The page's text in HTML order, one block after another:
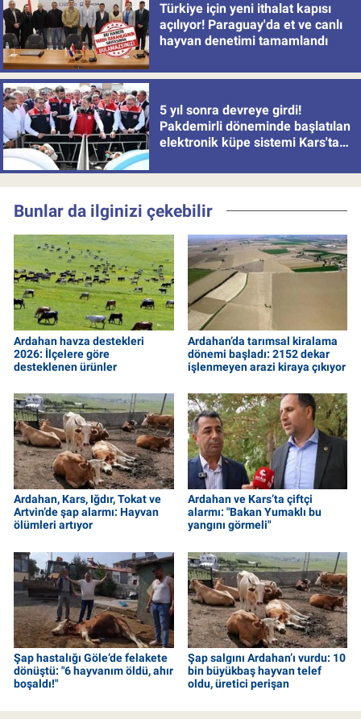
Türkiye için yeni ithalat kapısı
açılıyor! Paraguay'da et ve canlı
hayvan denetimi tamamlandı
5 yıl sonra devreye girdi!
Pakdemirli döneminde başlatılan
elektronik küpe sistemi Kars'tan
Bunlar da ilginizi çekebilir
Ardahan havza destekleri
2026: İlçelere göre
desteklenen ürünler
Ardahan’da tarımsal kiralama
dönemi başladı: 2152 dekar
işlenmeyen arazi kiraya çıkıyor
Ardahan, Kars, Iğdır, Tokat ve
Artvin’de şap alarmı: Hayvan
ölümleri artıyor
Ardahan ve Kars’ta çiftçi
alarmı: "Bakan Yumaklı bu
yangını görmeli"
Şap hastalığı Göle’de felakete
dönüştü: "6 hayvanım öldü, ahır
boşaldı!"
Şap salgını Ardahan’ı vurdu: 10
bin büyükbaş hayvan telef
oldu, üretici perişan